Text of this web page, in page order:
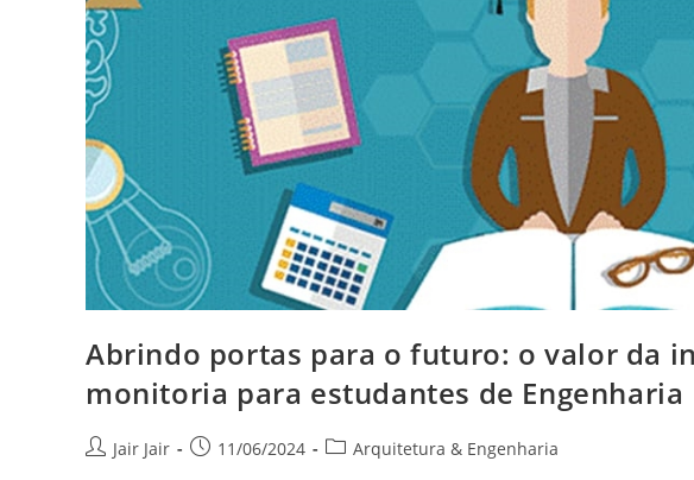
Abrindo portas para o futuro: o valor da
monitoria para estudantes de Engenharia
Jair Jair 11/06/2024 Arquitetura & Engenharia